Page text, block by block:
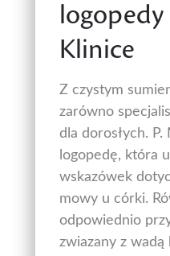
logopedy
Klinice
Z czystym
zarówno
dla dorosłych. P.
logopedę, która
wskazówek
mowy u córki.
odpowiednio
zwiazany z